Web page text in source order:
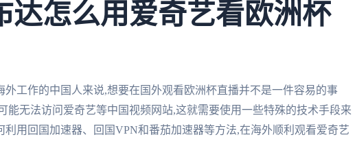
达怎么用爱奇艺看欧洲杯
外工作的中国人来说,想要在国外观看欧洲杯直播并不是一件容易的事
能无法访问爱奇艺等中国视频网站,这就需要使用一些特殊的技术手段来
用回国加速器、回国VPN和番茄加速器等方法,在海外顺利观看爱奇艺